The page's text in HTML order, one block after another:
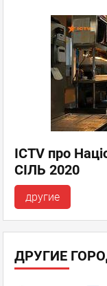
ICTV про
СІЛЬ 2020
другие
ДРУГИЕ